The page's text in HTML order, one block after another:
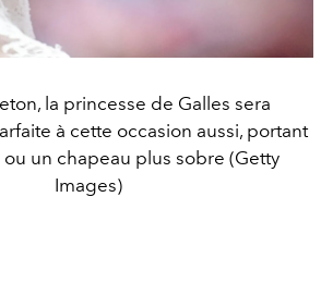
la princesse de Galles sera
à cette occasion aussi, portant
un chapeau plus sobre (Getty
Images)